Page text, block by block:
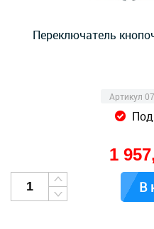
Переключатель
Артикул
1
В